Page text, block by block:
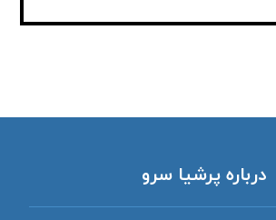
درباره پرشیا سرو